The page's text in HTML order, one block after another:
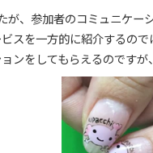
が、参加者のコミュニケ
スを一方的に紹介するの
ンをしてもらえるのです